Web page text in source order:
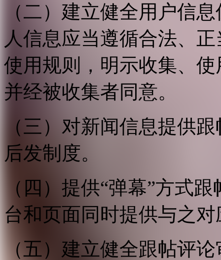
（二）建立健全用户信
人信息应当遵循合法、
使用规则，明示收集、
并经被收集者同意。
（三）对新闻信息提供
后发制度。
（四）提供“弹幕”方式
台和页面同时提供与之
（五）建立健全跟帖评